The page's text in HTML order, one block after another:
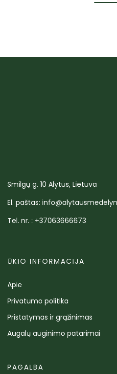
Smilgų g. 10 Alytus, Lietuva
El. paštas:
Tel. nr. : +37063666673
ŪKIO INFORMACIJA
Apie
Privatumo politika
Pristatymas ir grąžinimas
Augalų auginimo patarimai
PAGALBA